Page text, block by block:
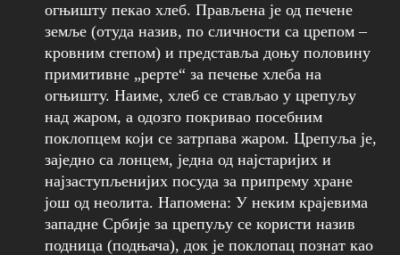
огњишту пекао хлеб. Прављена је од печене
земље (отуда назив, по сличности са црепом –
кровним creпом) и представља доњу половину
примитивне „peрте“ за печење хлеба на
огњишту. Наиме, хлеб се стављао у црепуљу
над жаром, а одозго покривао посебним
поклопцем који се затрпава жаром. Црепуља је,
заједно са лонцем, једна од најстаријих и
најзаступљенијих посуда за припрему хране
још од неолита. Напомена: У неким крајевима
западне Србије за црепуљу се користи назив
подница (подњача), док је поклопац познат као